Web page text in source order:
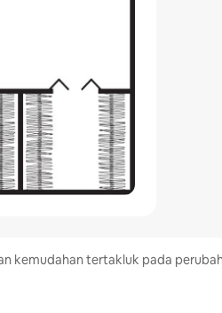
kemudahan tertakluk pada